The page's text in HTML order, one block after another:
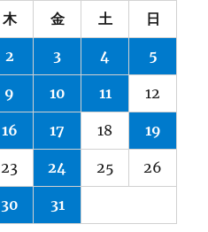
木 金 土 日
2 3 4 5
9 10 11 12
16 17 18 19
23 24 25 26
30 31